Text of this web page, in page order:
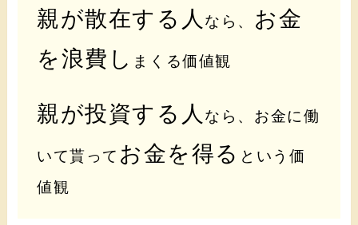
親が散在する人 なら、 お金
を浪費し まくる価値観
親が投資する人 なら、お金に働
いて貰って お金を得る という価
値観